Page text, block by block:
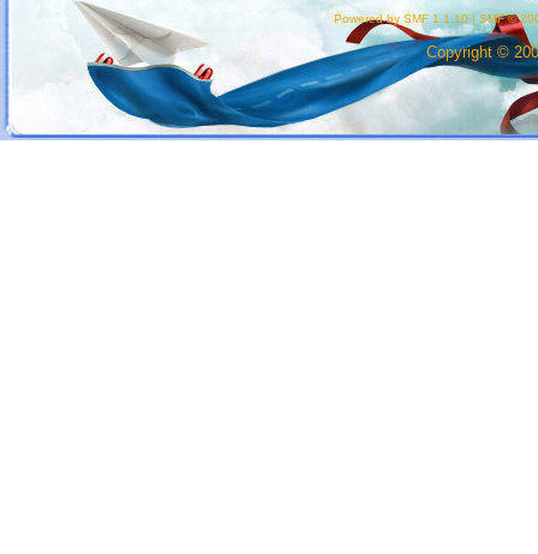
Powered by SMF 1.1.10 | SMF ©
Copyright ©